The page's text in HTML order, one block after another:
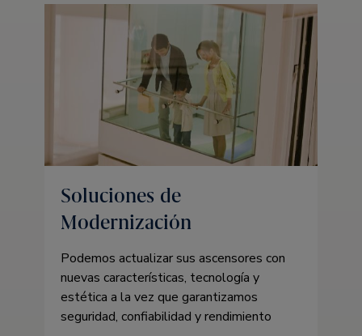
Soluciones de
Modernización
Podemos actualizar sus ascensores con
nuevas características, tecnología y
estética a la vez que garantizamos
seguridad, confiabilidad y rendimiento